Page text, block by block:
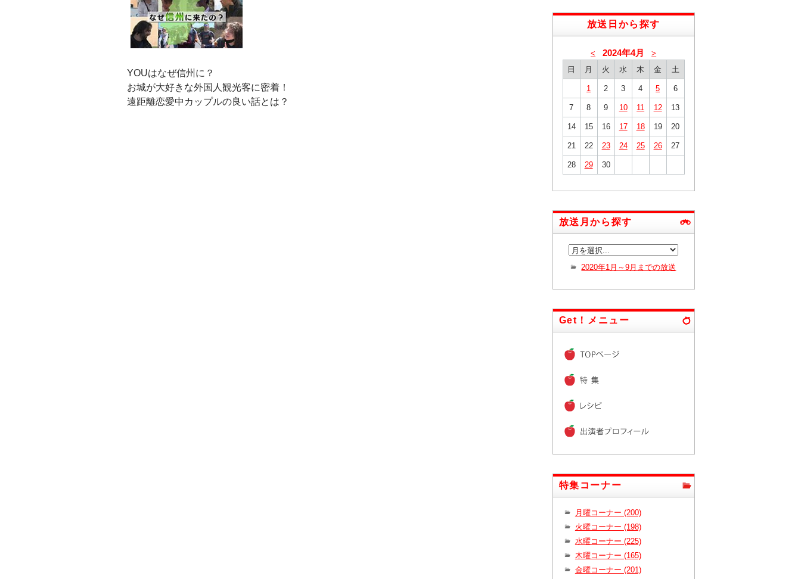
YOUはなぜ信州に？
お城が大好きな外国人観光客に密着！
遠距離恋愛中カップルの良い話とは？
放送日から探す
< 2024年4月
>
日
月 火 水 木 金 土
1 2 3 4 5 6
7 8 9 10 11 12 13
14 15 16 17 18 19 20
21 22 23 24 25 26 27
28 29 30
放送月から探す
2020年1月～9月までの放送
Get！メニュー
特集コーナー
月曜コーナー (200)
火曜コーナー (198)
水曜コーナー (225)
木曜コーナー (165)
金曜コーナー (201)